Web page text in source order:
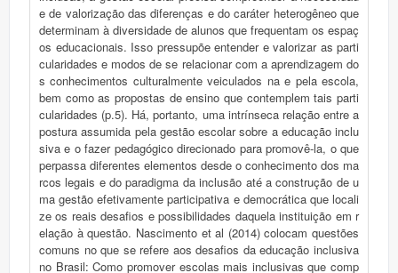
e de valorização das diferenças e do caráter heterogêneo que
determinam à diversidade de alunos que frequentam os espaç
os educacionais. Isso pressupõe entender e valorizar as parti
cularidades e modos de se relacionar com a aprendizagem do
s conhecimentos culturalmente veiculados na e pela escola,
bem como as propostas de ensino que contemplem tais parti
cularidades (p.5). Há, portanto, uma intrínseca relação entre a
postura assumida pela gestão escolar sobre a educação inclu
siva e o fazer pedagógico direcionado para promovê-la, o que
perpassa diferentes elementos desde o conhecimento dos ma
rcos legais e do paradigma da inclusão até a construção de u
ma gestão efetivamente participativa e democrática que locali
ze os reais desafios e possibilidades daquela instituição em r
elação à questão. Nascimento et al (2014) colocam questões
comuns no que se refere aos desafios da educação inclusiva
no Brasil: Como promover escolas mais inclusivas que comp